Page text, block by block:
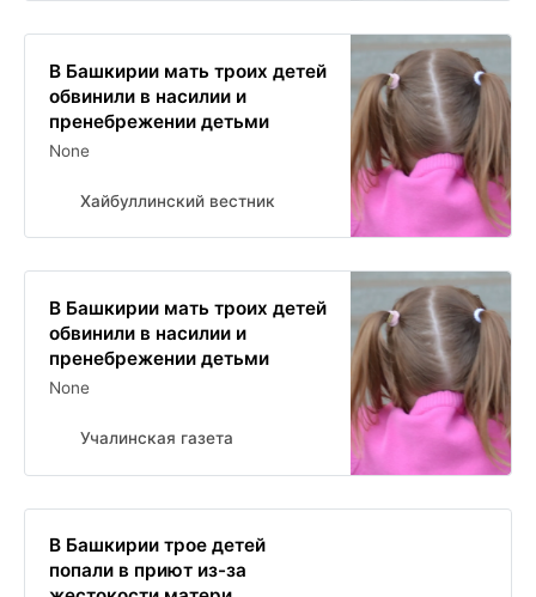
В Башкирии мать троих детей
обвинили в насилии и
пренебрежении детьми
None
Хайбуллинский вестник
В Башкирии мать троих детей
обвинили в насилии и
пренебрежении детьми
None
Учалинская газета
В Башкирии трое детей
попали в приют из-за